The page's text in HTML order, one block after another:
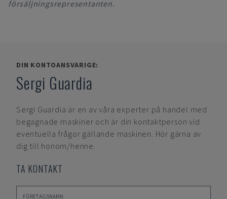
försäljningsrepresentanten.
DIN KONTOANSVARIGE:
Sergi Guardia
Sergi Guardia är en av våra experter på handel med
begagnade maskiner och är din kontaktperson vid
eventuella frågor gällande maskinen. Hör gärna av
dig till honom/henne.
TA KONTAKT